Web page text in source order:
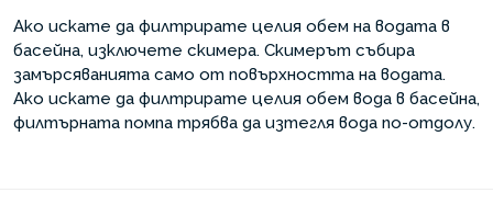
Ако искате да филтрирате целия обем на водата в
басейна, изключете скимера. Скимерът събира
замърсяванията само от повърхността на водата.
Ако искате да филтрирате целия обем вода в басейна,
филтърната помпа трябва да изтегля вода по-отдолу.